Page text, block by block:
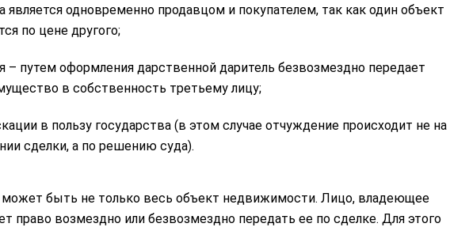
является одновременно продавцом и покупателем, так как один объект
по цене другого;
– путем оформления дарственной даритель безвозмездно передает
в собственность третьему лицу;
в пользу государства (в этом случае отчуждение происходит не на
сделки, а по решению суда).
быть не только весь объект недвижимости. Лицо, владеющее
право возмездно или безвозмездно передать ее по сделке. Для этого